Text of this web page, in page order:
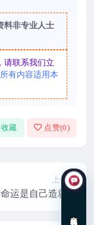
料非专业人士
请联系我们立
有内容适用本
收藏 点赞(0)
上一篇
运是自己造就的